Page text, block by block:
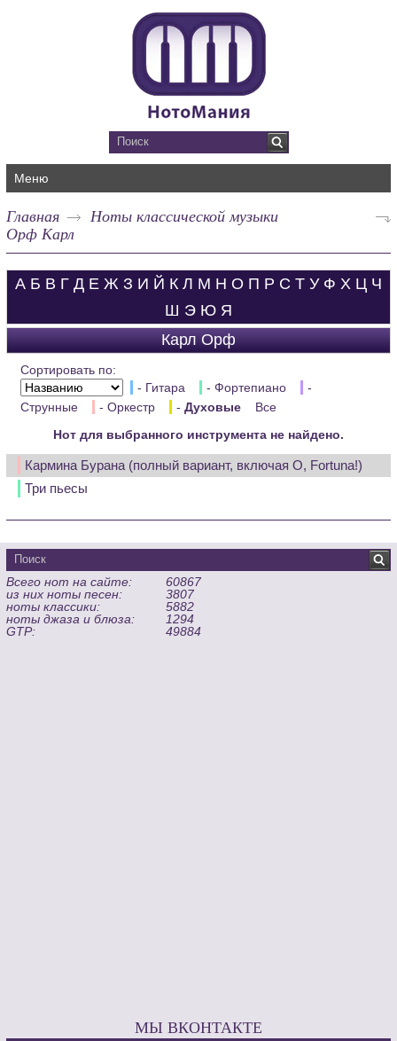
Меню
Главная
Ноты классической музыки
Орф Карл
А Б В Г Д Е Ж З И Й К Л М Н О П Р С Т У Ф Х Ц Ч
Ш Э Ю Я
Карл Орф
Сортировать по:
- Гитара
- Фортепиано
-
Струнные
- Оркестр -Духовые
Все
Нот для выбранного инструмента не найдено.
Кармина Бурана (полный вариант, включая O, Fortuna!)
Три пьесы
Всего нот на сайте:
60867
из них ноты песен:
3807
ноты классики:
5882
ноты джаза и блюза:
1294
GTP:
49884
МЫ ВКОНТАКТЕ